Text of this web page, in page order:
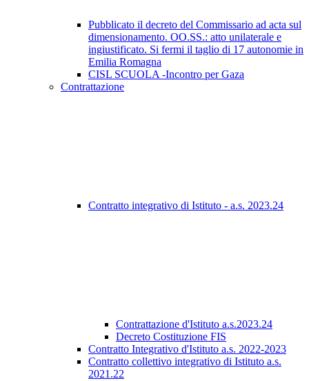
Pubblicato il decreto del Commissario ad acta sul
dimensionamento. OO.SS.: atto unilaterale e
ingiustificato. Si fermi il taglio di 17 autonomie in
Emilia Romagna
CISL SCUOLA -Incontro per Gaza
Contrattazione
Contratto integrativo di Istituto - a.s. 2023.24
Contrattazione d'Istituto a.s.2023.24
Decreto Costituzione FIS
Contratto Integrativo d'Istituto a.s. 2022-2023
Contratto collettivo integrativo di Istituto a.s.
2021.22